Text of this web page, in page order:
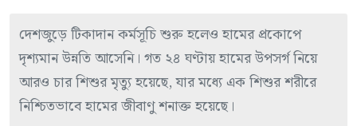
দেশজুড়ে টিকাদান কর্মসূচি শুরু হলেও হামের প্রকোপে
দৃশ্যমান উন্নতি আসেনি। গত ২৪ ঘণ্টায় হামের উপসর্গ নিয়ে
আরও চার শিশুর মৃত্যু হয়েছে, যার মধ্যে এক শিশুর শরীরে
নিশ্চিতভাবে হামের জীবাণু শনাক্ত হয়েছে।